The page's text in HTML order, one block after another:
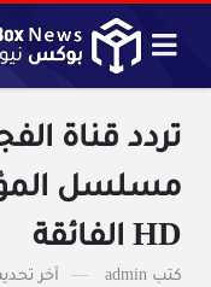
تردد قناة
مسلسل
HD الفائقة
كتب admin آخر